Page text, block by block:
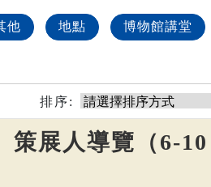
他 地點 博物館講堂
排序:
策展人導覽（6-10